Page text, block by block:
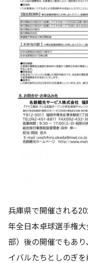
兵庫県で開催される
年全日本卓球選手権
部）後の開催でもあ
イバルたちとしのぎを